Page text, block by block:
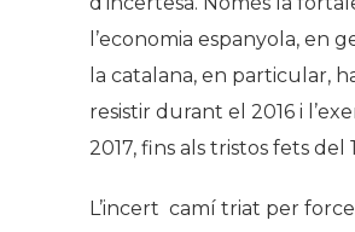
l’economia espanyola, en
la catalana, en particular,
resistir durant el 2016 i
2017, fins als tristos fets del
L’incert camí triat per